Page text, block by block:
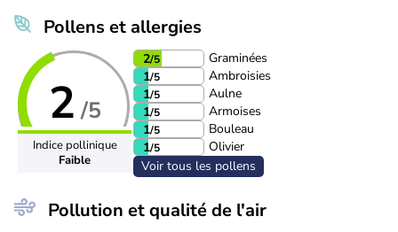
Pollens et allergies
2 /5
Indice pollinique
Faible
2/5
Graminées
1/5
Ambroisies
1/5
Aulne
1/5
Armoises
1/5
Bouleau
1/5
Olivier
Voir tous les pollens
Pollution et qualité de l'air